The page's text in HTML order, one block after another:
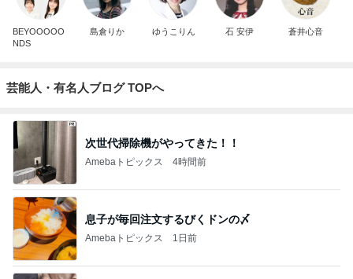
BEYOOOOO
NDS
島倉りか ゆうこりん 石 安伊 蒼井心音
芸能人・有名人ブログ TOPへ
次世代掃除機がやってきた！！
Amebaトピックス 4時間前
息子が毎回注文するびくドンの〆
Amebaトピックス 1日前